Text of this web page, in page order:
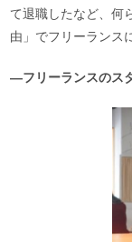
て退職したなど、何
由」でフリーランス
―フリーランスのス